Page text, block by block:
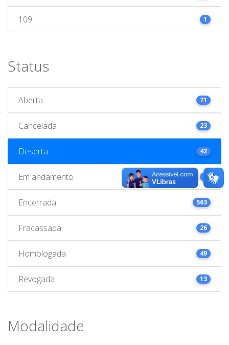
109 1
Status
Aberta 71
Cancelada 23
Deserta 42
Em andamento
Encerrada 563
Fracassada 26
Homologada 49
Revogada 13
Modalidade